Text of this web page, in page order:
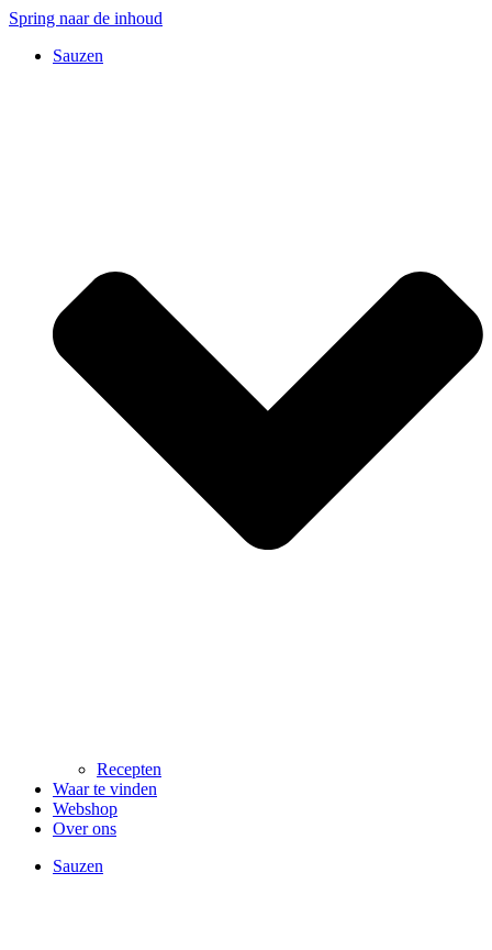
Spring naar de inhoud
Sauzen
Recepten
Waar te vinden
Webshop
Over ons
Sauzen